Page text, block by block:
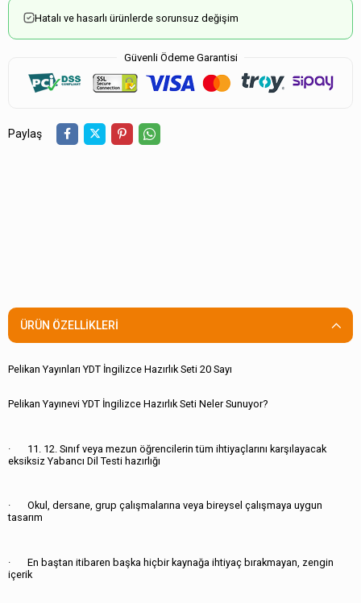
Hatalı ve hasarlı ürünlerde sorunsuz değişim
Güvenli Ödeme Garantisi
Paylaş
ÜRÜN ÖZELLIKLERI
Pelikan Yayınları YDT İngilizce Hazırlık Seti 20 Sayı
Pelikan Yayınevi YDT İngilizce Hazırlık Seti Neler Sunuyor?
· 11. 12. Sınıf veya mezun öğrencilerin tüm ihtiyaçlarını karşılayacak
eksiksiz Yabancı Dil Testi hazırlığı
· Okul, dersane, grup çalışmalarına veya bireysel çalışmaya uygun
tasarım
· En baştan itibaren başka hiçbir kaynağa ihtiyaç bırakmayan, zengin
içerik